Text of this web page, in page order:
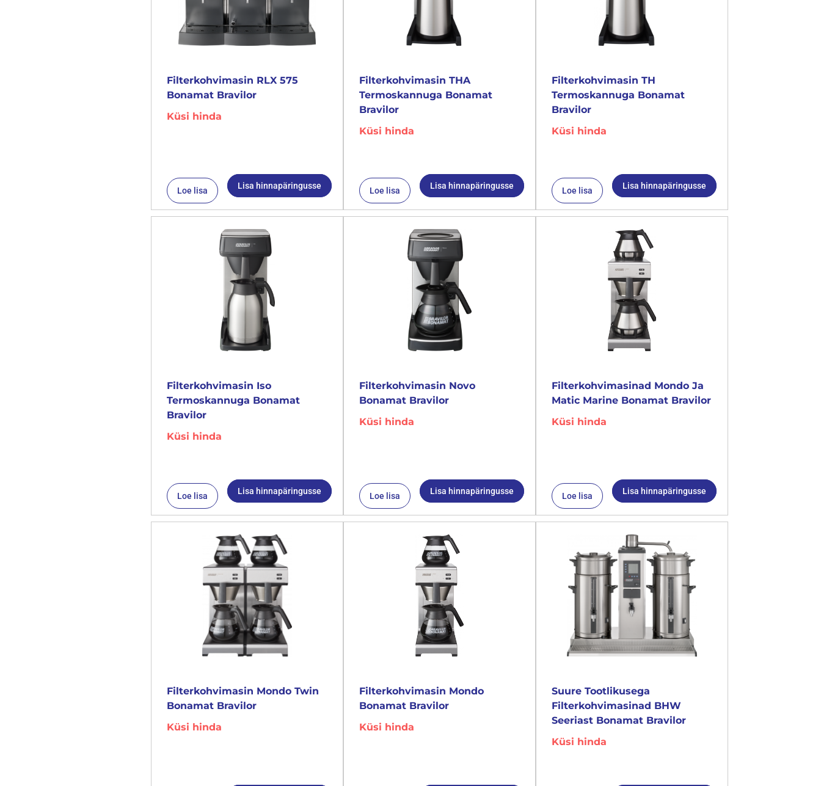
Filterkohvimasin RLX 575
Bonamat Bravilor
Küsi hinda
Loe lisa Lisa hinnapäringusse
Filterkohvimasin THA
Termoskannuga Bonamat
Bravilor
Küsi hinda
Loe lisa Lisa hinnapäringusse
Filterkohvimasin TH
Termoskannuga Bonamat
Bravilor
Küsi hinda
Loe lisa Lisa hinnapäringusse
Filterkohvimasin Iso
Termoskannuga Bonamat
Bravilor
Küsi hinda
Loe lisa Lisa hinnapäringusse
Filterkohvimasin Novo
Bonamat Bravilor
Küsi hinda
Loe lisa Lisa hinnapäringusse
Filterkohvimasinad Mondo Ja
Matic Marine Bonamat Bravilor
Küsi hinda
Loe lisa Lisa hinnapäringusse
Filterkohvimasin Mondo Twin
Bonamat Bravilor
Küsi hinda
Filterkohvimasin Mondo
Bonamat Bravilor
Küsi hinda
Suure Tootlikusega
Filterkohvimasinad BHW
Seeriast Bonamat Bravilor
Küsi hinda